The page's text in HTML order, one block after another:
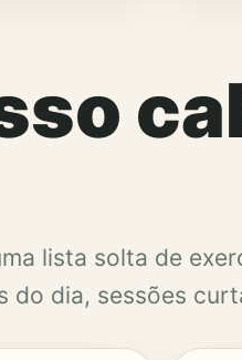
lista solta de
do dia, sessões